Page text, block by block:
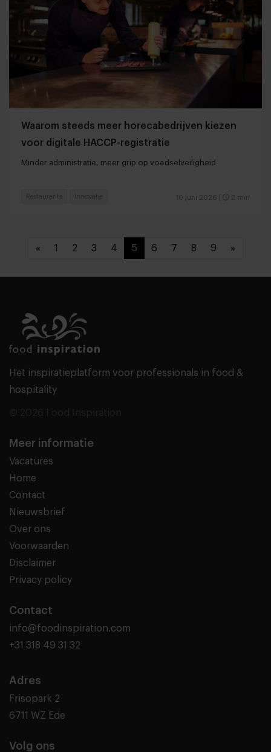
Waarom steeds meer horecabedrijven kiezen
voor digitale HACCP-registratie
Minder administratie, meer grip op voedselveiligheid
10 juni 2026 2 min
Restaurants Innovatie
« 1 2 3 4 5 6 7 8 9 »
Het inspiratieplatform voor professionals in food &
hospitality
Meer informatie
Vacatures
Home
Contact
Nieuwsbrief
Over ons
Voorwaarden
Disclaimer
Privacy policy
Contact
info@foodinspiration.com
+31 318 49 31 32
Adres
Frisopark 2
6711 WZ Ede
Volg ons